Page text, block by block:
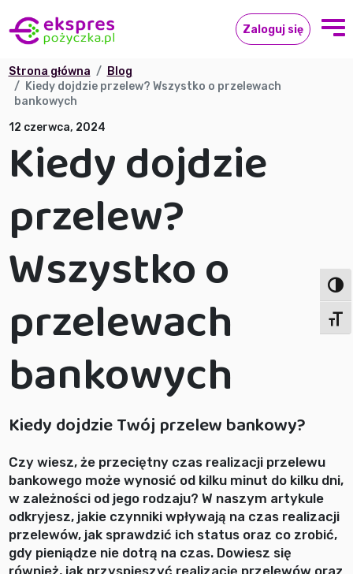
Zaloguj się
Strona główna
Blog
Kiedy dojdzie przelew? Wszystko o przelewach
bankowych
12 czerwca, 2024
Kiedy dojdzie
przelew?
Wszystko o
przelewach
bankowych
Kiedy dojdzie Twój przelew bankowy?
Czy wiesz, że przeciętny czas realizacji przelewu
bankowego może wynosić od kilku minut do kilku dni,
w zależności od jego rodzaju? W naszym artykule
odkryjesz, jakie czynniki wpływają na czas realizacji
przelewów, jak sprawdzić ich status oraz co zrobić,
gdy pieniądze nie dotrą na czas. Dowiesz się